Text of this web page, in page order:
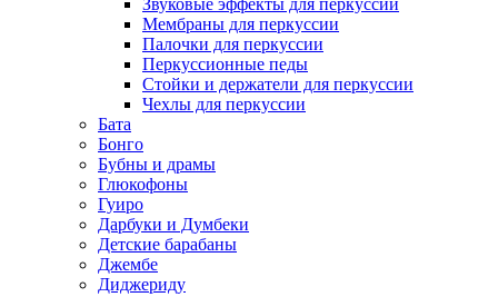
Звуковые эффекты для перкуссии
Мембраны для перкуссии
Палочки для перкуссии
Перкуссионные педы
Стойки и держатели для перкуссии
Чехлы для перкуссии
Бата
Бонго
Бубны и драмы
Глюкофоны
Гуиро
Дарбуки и Думбеки
Детские барабаны
Джембе
Диджериду